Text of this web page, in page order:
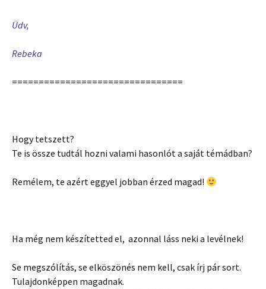
Üdv,
Rebeka
================================
Hogy tetszett?
Te is össze tudtál hozni valami hasonlót a saját témádban?
Remélem, te azért eggyel jobban érzed magad!
Ha még nem készítetted el, azonnal láss neki a levélnek!
Se megszólítás, se elköszönés nem kell, csak írj pár sort.
Tulajdonképpen magadnak.